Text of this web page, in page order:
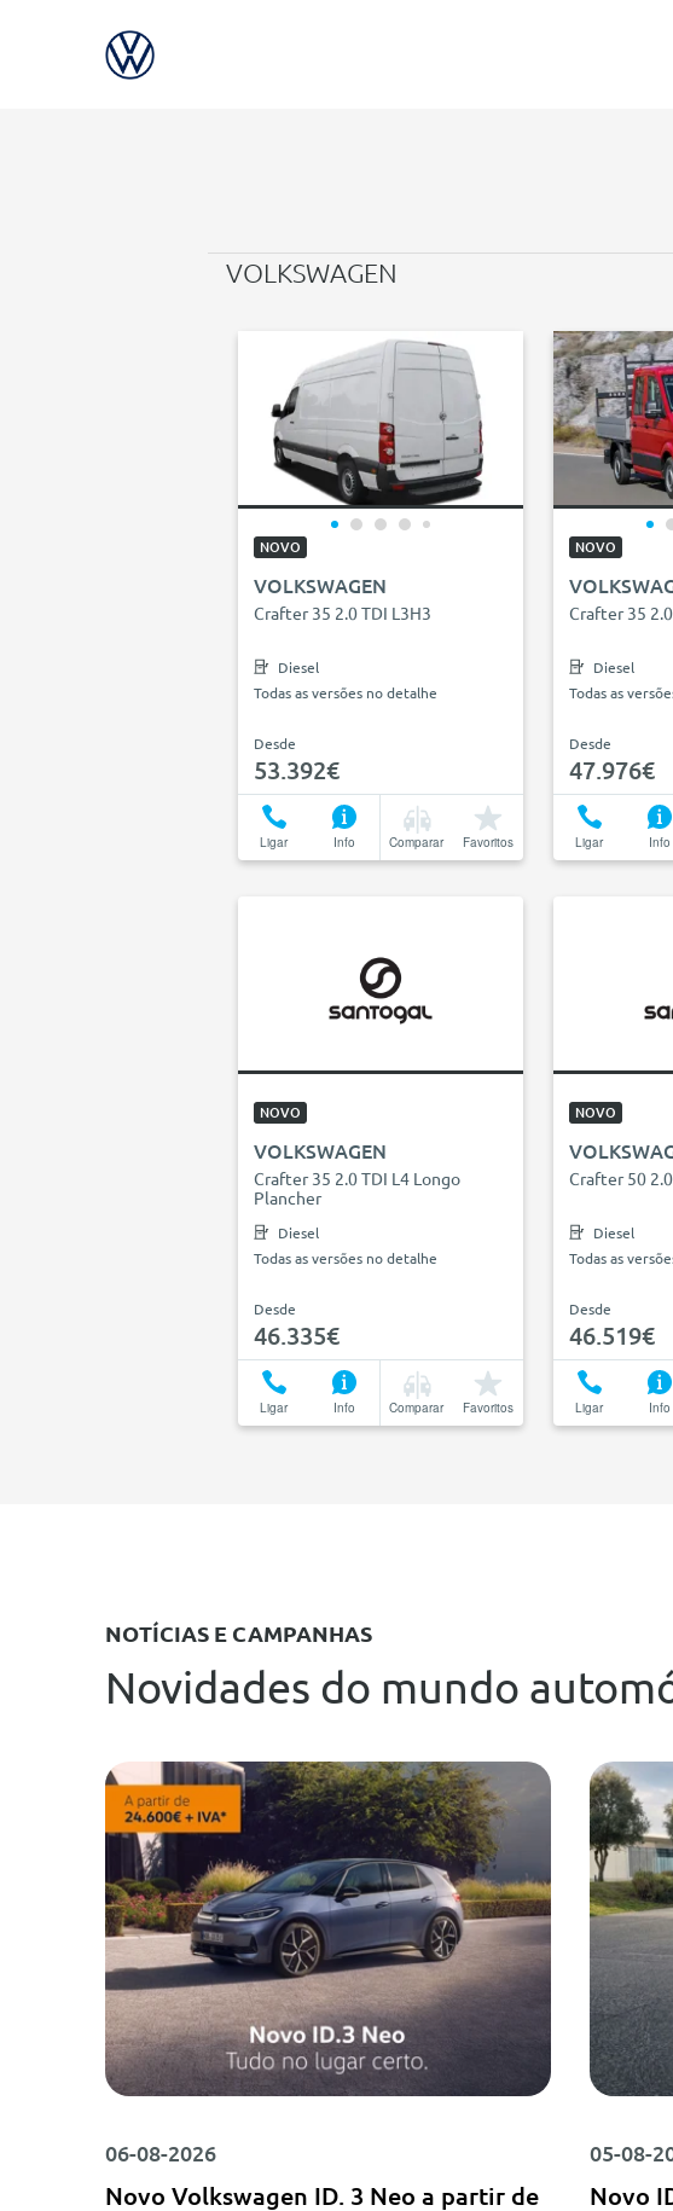
VOLKSWAGEN
NOVO
VOLKSWAGEN
Crafter 35 2.0 TDI L3H3
Diesel
Todas as versões no detalhe
Desde
53.392€
Ligar Info Comparar Favoritos
NOVO
Crafter 35
Diesel
Todas as
Desde
47.976€
Ligar Info
NOVO
VOLKSWAGEN
Crafter 35 2.0 TDI L4 Longo
Plancher
Diesel
Todas as versões no detalhe
Desde
46.335€
Ligar Info Comparar Favoritos
NOVO
Crafter 50
Diesel
Todas as
Desde
46.519€
Ligar Info
NOTÍCIAS E CAMPANHAS
Novidades do mundo
06-08-2026
Novo Volkswagen ID. 3 Neo a partir de
05-08-
Novo